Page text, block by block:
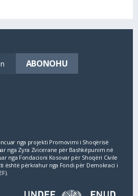
nga projekti Promovimi i Shoqërisë
nga Zyra Zvicerane për Bashkëpunim në
nga Fondacioni Kosovar për Shoqëri Civile
është përkrahur nga Fondi për Demokraci i